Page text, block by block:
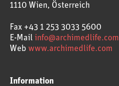
1110 Wien, Österreich
Fax +43 1 253 3033 5600
E-Mail info@archimedlife.com
Web www.archimedlife.com
Information